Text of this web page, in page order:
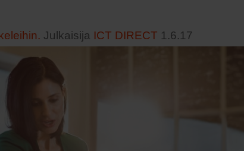
Julkaisija ICT DIRECT 1.6.17